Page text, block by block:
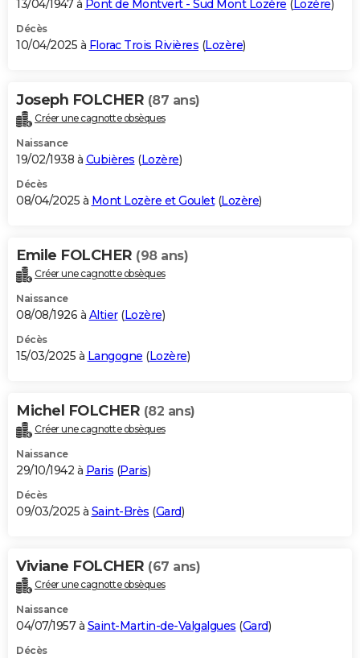
13/04/1947 à Pont de Montvert - Sud Mont Lozère ( Lozère)
Décès
10/04/2025 à Florac Trois Rivières (Lozère)
Joseph FOLCHER (87 ans)
Créer une cagnotte obsèques
Naissance
19/02/1938 à Cubières (Lozère)
Décès
08/04/2025 à Mont Lozère et Goulet(Lozère)
Emile FOLCHER (98 ans)
Créer une cagnotte obsèques
Naissance
08/08/1926 à Altier(Lozère)
Décès
15/03/2025 à Langogne (Lozère)
Michel FOLCHER (82 ans)
Créer une cagnotte obsèques
Naissance
29/10/1942 à Paris (Paris)
Décès
09/03/2025 à Saint-Brès (Gard)
Viviane FOLCHER (67 ans)
Créer une cagnotte obsèques
Naissance
04/07/1957 à Saint-Martin-de-Valgalgues (Gard)
Décès